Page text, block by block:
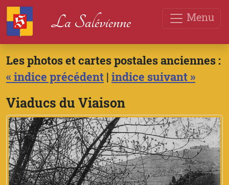
Menu
La Salévienne
Les photos et cartes postales anciennes :
« indice précédent | indice suivant »
Viaducs du Viaison